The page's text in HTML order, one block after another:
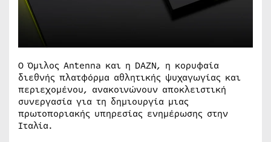
Ο Όμιλος Antenna και η DAZN, η κορυφαία
διεθνής πλατφόρμα αθλητικής ψυχαγωγίας και
περιεχομένου, ανακοινώνουν αποκλειστική
συνεργασία για τη δημιουργία μιας
πρωτοποριακής υπηρεσίας ενημέρωσης στην
Ιταλία.